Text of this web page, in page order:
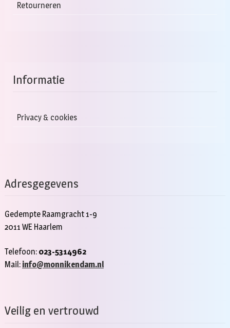
Retourneren
Informatie
Privacy & cookies
Adresgegevens
Gedempte Raamgracht 1-9
2011 WE Haarlem
Telefoon: 023-5314962
Mail: info@monnikendam.nl
Veilig en vertrouwd